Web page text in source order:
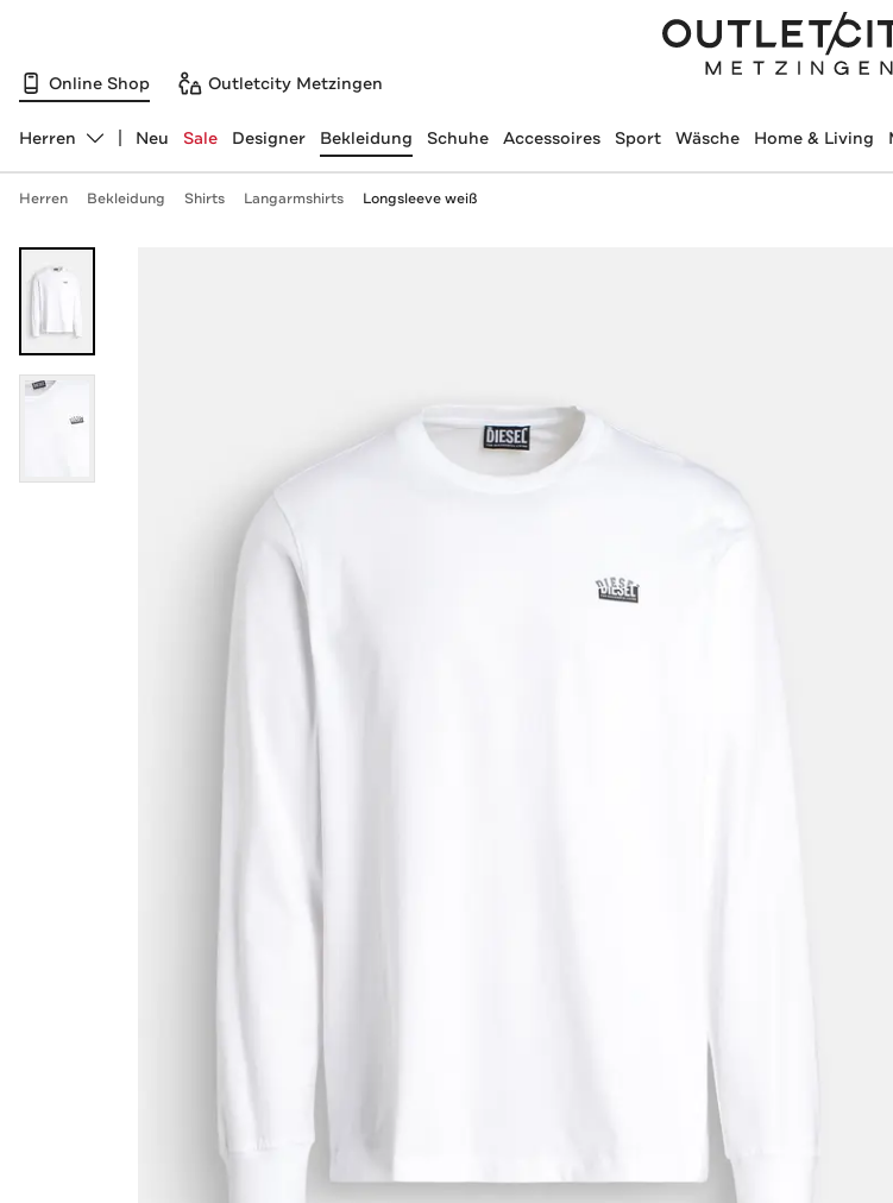
Online Shop Outletcity Metzingen
Abteilung ändern, ausgewählt:
Herren Neu Sale Designer Bekleidung Schuhe Accessoires Sport Wäsche Home & Living
Herren Bekleidung Shirts Langarmshirts Longsleeve weiß